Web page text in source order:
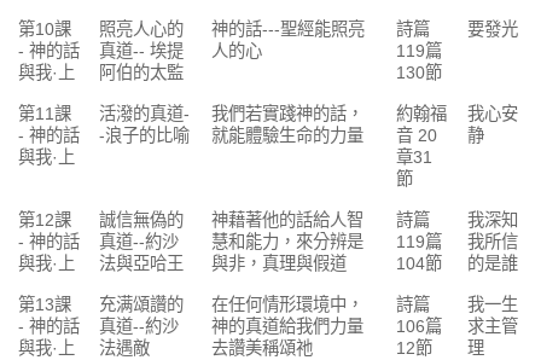
第10課
- 神的話
與我·上
照亮人心的
真道-- 埃提
阿伯的太監
神的話---聖經能照亮
人的心
詩篇
119篇
130節
要發光
第11課
- 神的話
與我·上
活潑的真道-
-浪子的比喻
我們若實踐神的話，
就能體驗生命的力量
約翰福
音 20
章31
節
我心安
静
第12課
- 神的話
與我·上
誠信無偽的
真道--約沙
法與亞哈王
神藉著他的話給人智
慧和能力，來分辨是
與非，真理與假道
詩篇
119篇
104節
我深知
我所信
的是誰
第13課
- 神的話
與我·上
充满頌讚的
真道--約沙
法遇敵
在任何情形環境中，
神的真道給我們力量
去讚美稱頌祂
詩篇
106篇
12節
我一生
求主管
理